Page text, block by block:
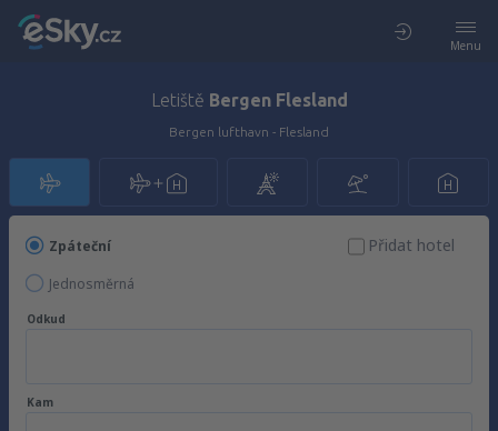
Menu
Letiště Bergen Flesland
Bergen lufthavn - Flesland
Zpáteční
Jednosměrná
Přidat hotel
Odkud
Kam